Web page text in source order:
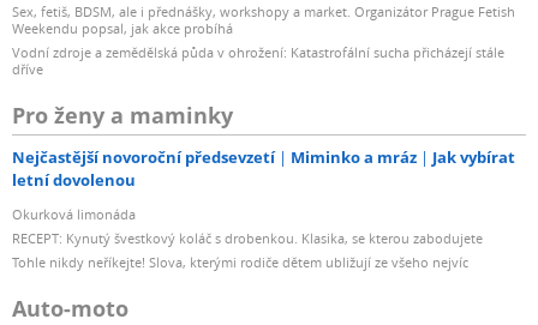
Sex, fetiš, BDSM, ale i přednášky, workshopy a market. Organizátor Prague Fetish
Weekendu popsal, jak akce probíhá
Vodní zdroje a zemědělská půda v ohrožení: Katastrofální sucha přicházejí stále
dříve
Pro ženy a maminky
Nejčastější novoroční předsevzetí Miminko a mráz
Jak vybírat
letní dovolenou
Okurková limonáda
RECEPT: Kynutý švestkový koláč s drobenkou. Klasika, se kterou zabodujete
Tohle nikdy neříkejte! Slova, kterými rodiče dětem ubližují ze všeho nejvíc
Auto-moto